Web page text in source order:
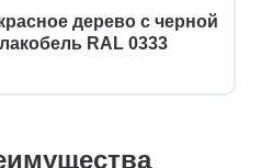
дерево с черной
RAL 0333